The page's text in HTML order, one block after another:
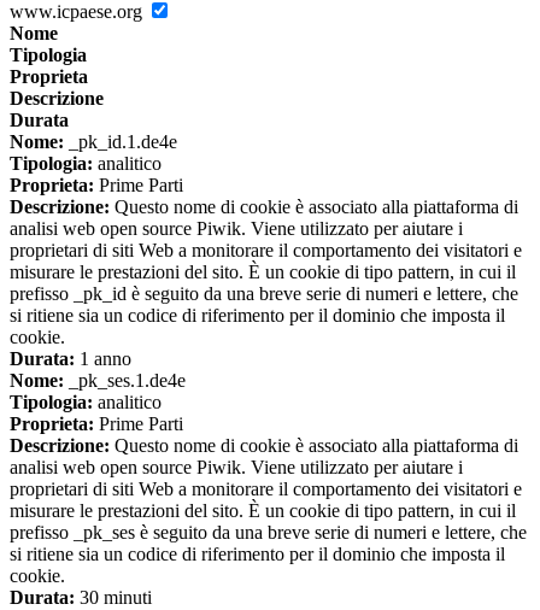
www.icpaese.org
Nome
Tipologia
Proprieta
Descrizione
Durata
Nome: _pk_id.1.de4e
Tipologia: analitico
Proprieta: Prime Parti
Descrizione: Questo nome di cookie è associato alla piattaforma di
analisi web open source Piwik. Viene utilizzato per aiutare i
proprietari di siti Web a monitorare il comportamento dei visitatori e
misurare le prestazioni del sito. È un cookie di tipo pattern, in cui il
prefisso _pk_id è seguito da una breve serie di numeri e lettere, che
si ritiene sia un codice di riferimento per il dominio che imposta il
cookie.
Durata: 1 anno
Nome: _pk_ses.1.de4e
Tipologia: analitico
Proprieta: Prime Parti
Descrizione: Questo nome di cookie è associato alla piattaforma di
analisi web open source Piwik. Viene utilizzato per aiutare i
proprietari di siti Web a monitorare il comportamento dei visitatori e
misurare le prestazioni del sito. È un cookie di tipo pattern, in cui il
prefisso _pk_ses è seguito da una breve serie di numeri e lettere, che
si ritiene sia un codice di riferimento per il dominio che imposta il
cookie.
Durata: 30 minuti